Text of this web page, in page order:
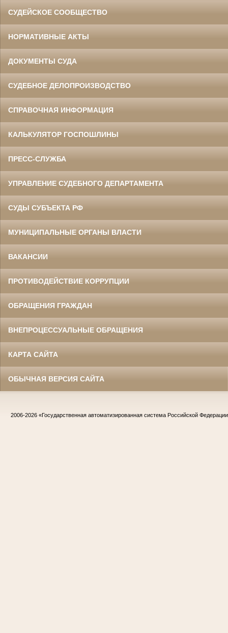
СУДЕЙСКОЕ СООБЩЕСТВО
НОРМАТИВНЫЕ АКТЫ
ДОКУМЕНТЫ СУДА
СУДЕБНОЕ ДЕЛОПРОИЗВОДСТВО
СПРАВОЧНАЯ ИНФОРМАЦИЯ
КАЛЬКУЛЯТОР ГОСПОШЛИНЫ
ПРЕСС-СЛУЖБА
УПРАВЛЕНИЕ СУДЕБНОГО ДЕПАРТАМЕНТА
СУДЫ СУБЪЕКТА РФ
МУНИЦИПАЛЬНЫЕ ОРГАНЫ ВЛАСТИ
ВАКАНСИИ
ПРОТИВОДЕЙСТВИЕ КОРРУПЦИИ
ОБРАЩЕНИЯ ГРАЖДАН
ВНЕПРОЦЕССУАЛЬНЫЕ ОБРАЩЕНИЯ
КАРТА САЙТА
ОБЫЧНАЯ ВЕРСИЯ САЙТА
2006-2026 «Государственная автоматизированная система Российской